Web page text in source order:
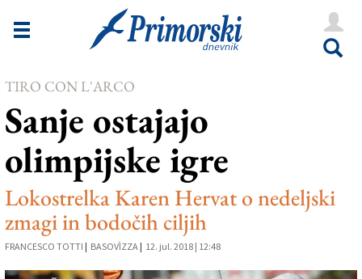
Novice
Goriška
Kultura
Šport
Še
Vreme
TIRO CON L'ARCO
Sanje ostajajo
olimpijske igre
Lokostrelka Karen Hervat o nedeljski
zmagi in bodočih ciljih
FRANCESCO TOTTI | BASOVÌZZA | 12. jul. 2018 | 12:48